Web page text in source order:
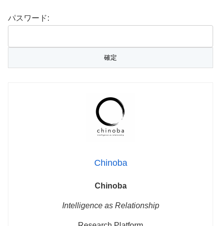
パスワード:
Chinoba
Chinoba
Intelligence as Relationship